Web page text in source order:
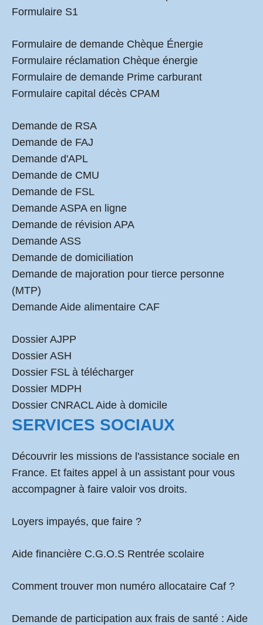
Formulaire S1
Formulaire de demande Chèque Énergie
Formulaire réclamation Chèque énergie
Formulaire de demande Prime carburant
Formulaire capital décès CPAM
Demande de RSA
Demande de FAJ
Demande d'APL
Demande de CMU
Demande de FSL
Demande ASPA en ligne
Demande de révision APA
Demande ASS
Demande de domiciliation
Demande de majoration pour tierce personne
(MTP)
Demande Aide alimentaire CAF
Dossier AJPP
Dossier ASH
Dossier FSL à télécharger
Dossier MDPH
Dossier CNRACL Aide à domicile
SERVICES SOCIAUX
Découvrir les missions de l'assistance sociale en
France. Et faites appel à un assistant pour vous
accompagner à faire valoir vos droits.
Loyers impayés, que faire ?
Aide financière C.G.O.S Rentrée scolaire
Comment trouver mon numéro allocataire Caf ?
Demande de participation aux frais de santé : Aide